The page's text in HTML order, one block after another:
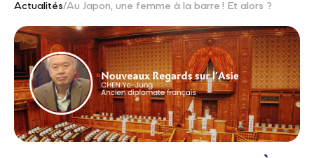
Actualités/Au Japon, une femme à la barre ! Et alors ?